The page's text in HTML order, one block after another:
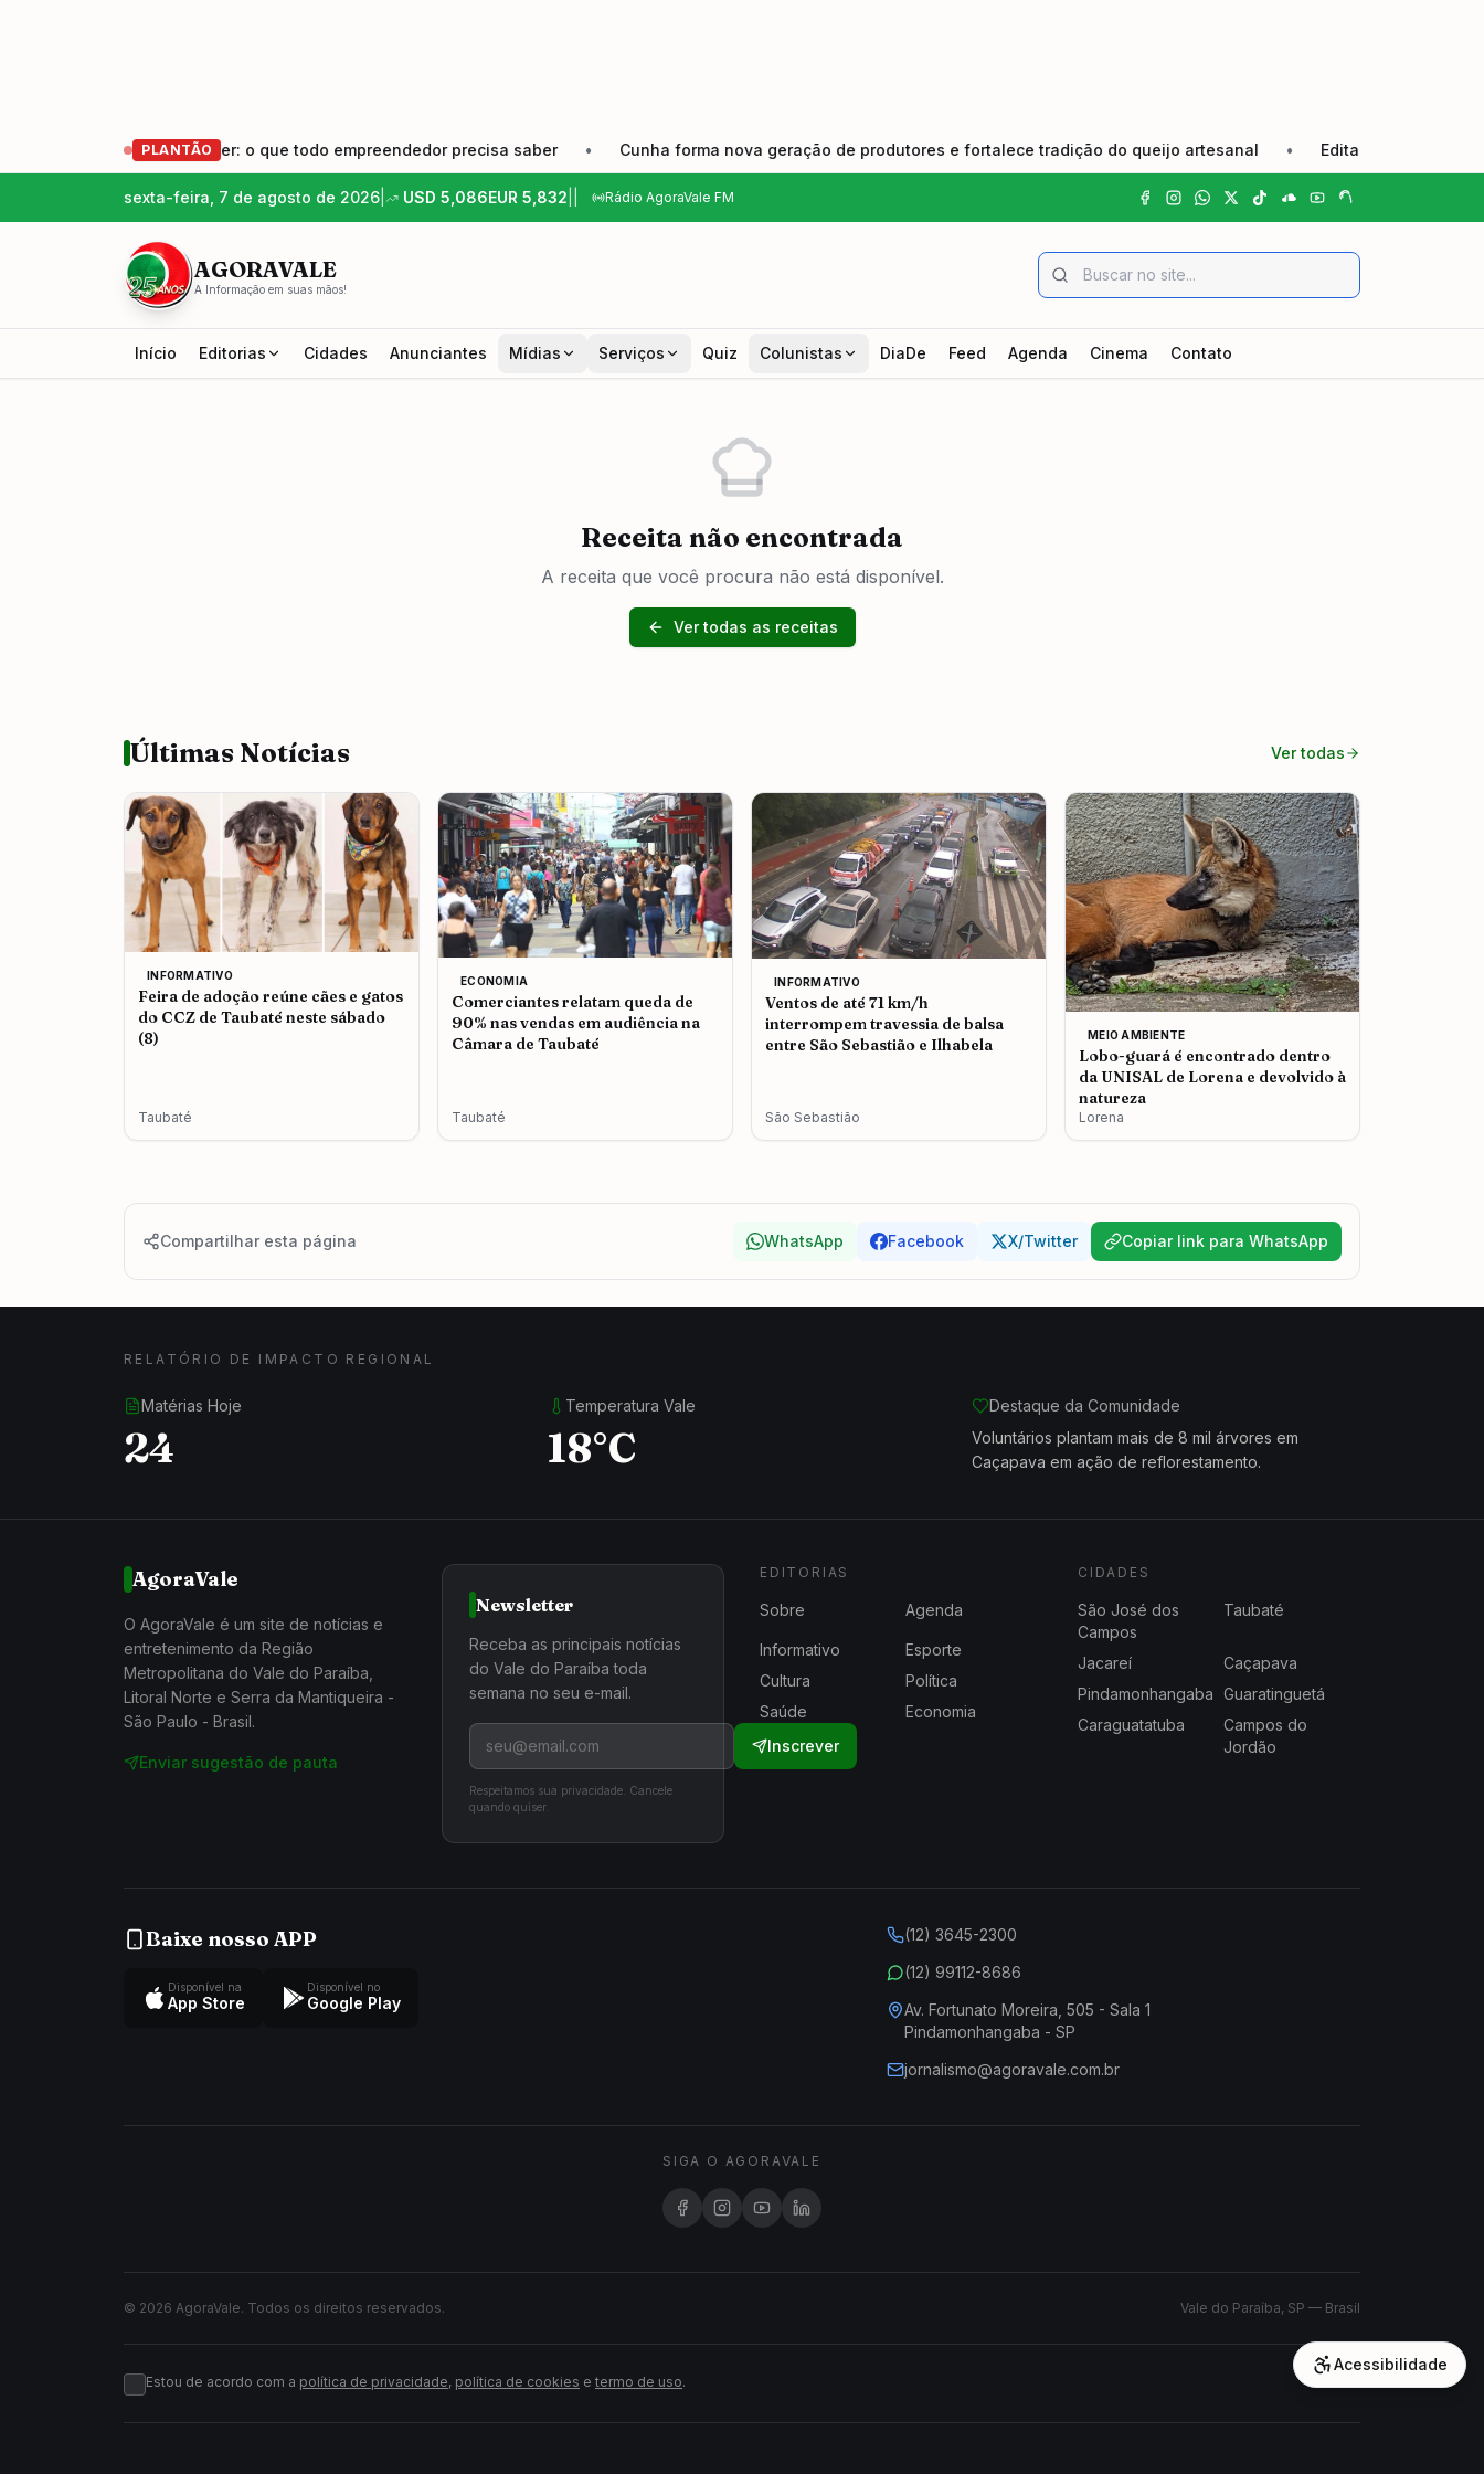
PLANTÃO
– Empreender e Crescer: o que todo empreendedor precisa saber • Cunha forma nova geração de produtores e fortalece tradição do queijo artesanal • Edital de Convocação
sexta-feira, 7 de agosto de 2026 USD 5,086EUR 5,832 Rádio AgoraVale FM
AGORAVALE
A Informação em suas mãos!
Início Editorias Cidades Anunciantes Mídias Serviços Quiz Colunistas DiaDe Feed Agenda Cinema Contato
Receita não encontrada
A receita que você procura não está disponível.
Ver todas as receitas
Últimas Notícias Ver todas
INFORMATIVO
Feira de adoção reúne cães e gatos
do CCZ de Taubaté neste sábado
(8)
Taubaté
ECONOMIA
Comerciantes relatam queda de
90% nas vendas em audiência na
Câmara de Taubaté
Taubaté
INFORMATIVO
Ventos de até 71 km/h
interrompem travessia de balsa
entre São Sebastião e Ilhabela
São Sebastião
MEIO AMBIENTE
Lobo-guará é encontrado dentro
da UNISAL de Lorena e devolvido à
natureza
Lorena
Compartilhar esta página WhatsApp Facebook X/Twitter Copiar link para WhatsApp
RELATÓRIO DE IMPACTO REGIONAL
Matérias Hoje
24
Temperatura Vale
18°C
Destaque da Comunidade
Voluntários plantam mais de 8 mil árvores em
Caçapava em ação de reflorestamento.
AgoraVale
O AgoraVale é um site de notícias e
entretenimento da Região
Metropolitana do Vale do Paraíba,
Litoral Norte e Serra da Mantiqueira -
São Paulo - Brasil.
Enviar sugestão de pauta
Newsletter
Receba as principais notícias
do Vale do Paraíba toda
semana no seu e-mail.
Inscrever
Respeitamos sua privacidade. Cancele
quando quiser.
EDITORIAS
Sobre Agenda
Informativo
Esporte
Cultura
Política
Saúde
Economia
CIDADES
São José dos
Campos
Taubaté
Jacareí
Caçapava
Pindamonhangaba Guaratinguetá
Caraguatatuba
Campos do
Jordão
Baixe nosso APP
Disponível na
App Store
Disponível no
Google Play
(12) 3645-2300
(12) 99112-8686
Av. Fortunato Moreira, 505 - Sala 1
Pindamonhangaba - SP
jornalismo@agoravale.com.br
SIGA O AGORAVALE
© 2026 AgoraVale. Todos os direitos reservados. Vale do Paraíba, SP — Brasil
Estou de acordo com a política de privacidade, política de cookies e termo de uso.
Acessibilidade